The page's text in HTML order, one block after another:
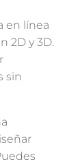
en línea
2D y 3D.
sin